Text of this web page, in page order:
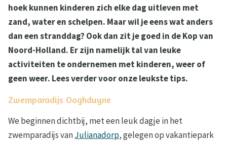
hoek kunnen kinderen zich elke dag uitleven met
zand, water en schelpen. Maar wil je eens wat anders
dan een stranddag? Ook dan zit je goed in de Kop van
Noord-Holland. Er zijn namelijk tal van leuke
activiteiten te ondernemen met kinderen, weer of
geen weer. Lees verder voor onze leukste tips.
Zwemparadijs Ooghduyne
We beginnen dichtbij, met een leuk dagje in het
zwemparadijs vanJulianadorp, gelegen op vakantiepark